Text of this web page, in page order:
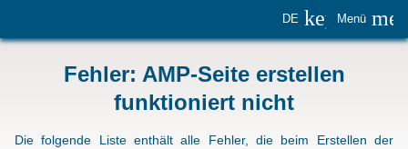
DE Menü
Fehler: AMP-Seite erstellen
funktioniert nicht
Die folgende Liste enthält alle Fehler, die beim Erstellen der